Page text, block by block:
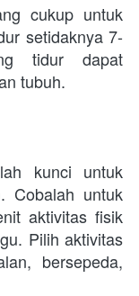
cukup untuk
setidaknya 7-
tidur dapat
tubuh.
kunci untuk
Cobalah untuk
aktivitas fisik
Pilih aktivitas
bersepeda,